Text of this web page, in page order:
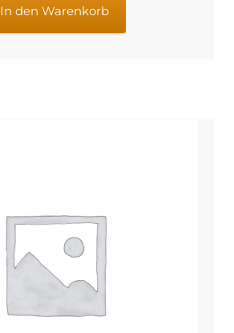
€5,95 €4,95.
In den Warenkorb